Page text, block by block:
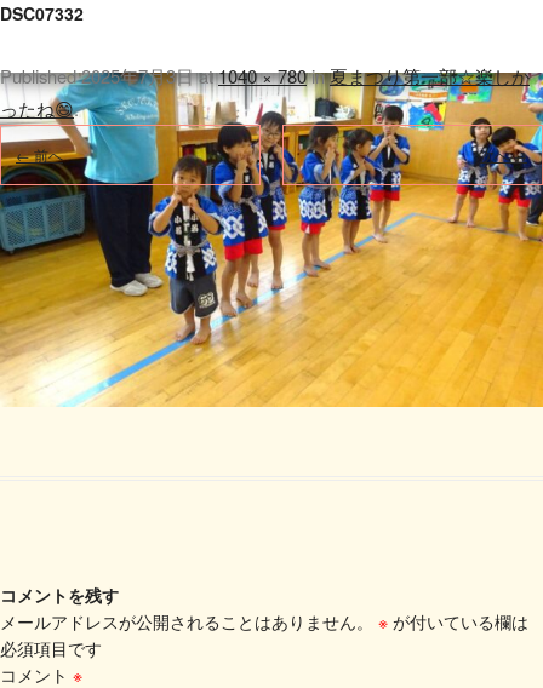
DSC07332
Published2025年7月3日at1040 × 780in夏まつり第一部☆楽しか
ったね😄.
← 前へ 次へ →
コメントを残す
メールアドレスが公開されることはありません。
※ が付いている欄は
必須項目です
コメント ※